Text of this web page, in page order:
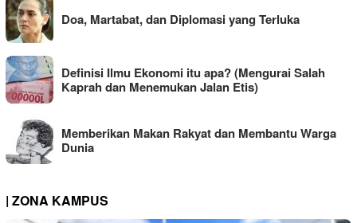
Doa, Martabat, dan Diplomasi yang Terluka
Definisi Ilmu Ekonomi itu apa? (Mengurai Salah
Kaprah dan Menemukan Jalan Etis)
Memberikan Makan Rakyat dan Membantu Warga
Dunia
| ZONA KAMPUS